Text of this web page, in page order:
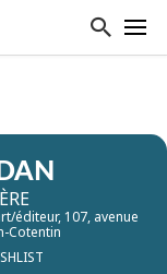
éditeur, 107, avenue
Cotentin